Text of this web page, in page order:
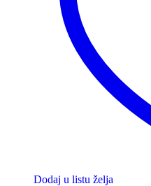
Dodaj u listu želja